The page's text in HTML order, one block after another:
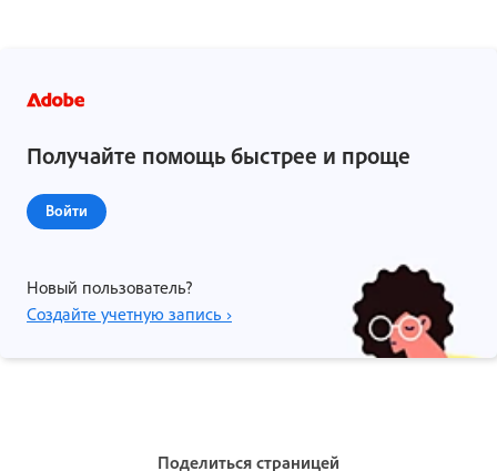
Получайте помощь быстрее и проще
Войти
Новый пользователь?
Создайте учетную запись ›
Поделиться страницей